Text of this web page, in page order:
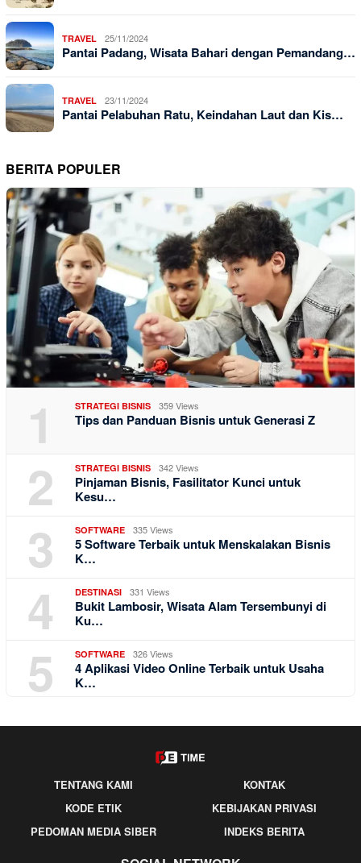
TRAVEL 25/11/2024
Pantai Padang, Wisata Bahari dengan Pemandang…
TRAVEL 23/11/2024
Pantai Pelabuhan Ratu, Keindahan Laut dan Kis…
BERITA POPULER
1 STRATEGI BISNIS 359 Views
Tips dan Panduan Bisnis untuk Generasi Z
2 STRATEGI BISNIS 342 Views
Pinjaman Bisnis, Fasilitator Kunci untuk
Kesu…
3 SOFTWARE 335 Views
5 Software Terbaik untuk Menskalakan Bisnis
K…
4 DESTINASI 331 Views
Bukit Lambosir, Wisata Alam Tersembunyi di
Ku…
5 SOFTWARE 326 Views
4 Aplikasi Video Online Terbaik untuk Usaha
K…
TENTANG KAMI
KONTAK
KODE ETIK
KEBIJAKAN PRIVASI
PEDOMAN MEDIA SIBER
INDEKS BERITA